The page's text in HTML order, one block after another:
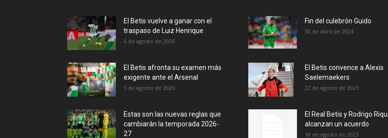
El Betis vuelve a ganar con el
traspaso de Luiz Henrique
6 de agosto de 2026
El Betis afronta su examen más
exigente ante el Arsenal
5 de agosto de 2026
Estas son las nuevas reglas que
cambiarán la temporada 2026-
27
Fin del culebrón Guido
30 de abril de 2024
El Betis convence a Alexis
Saelemaekers
22 de agosto de 2023
El Real Betis y Rodrigo
alcanzan un acuerdo
18 de agosto de 2023